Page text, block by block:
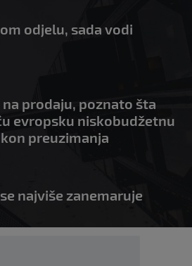
odjelu, sada vodi
prodaju, poznato šta
evropsku niskobudžetnu
preuzimanja
najviše zanemaruje